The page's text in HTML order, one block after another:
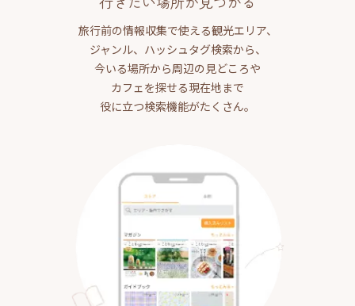
旅行前の情報収集で使える観光エリア、
ジャンル、ハッシュタグ検索から、
今いる場所から周辺の見どころや
カフェを探せる現在地まで
役に立つ検索機能がたくさん。